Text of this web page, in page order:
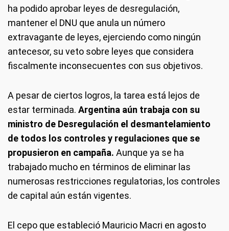
ha podido aprobar leyes de desregulación,
mantener el DNU que anula un número
extravagante de leyes, ejerciendo como ningún
antecesor, su veto sobre leyes que considera
fiscalmente inconsecuentes con sus objetivos.
A pesar de ciertos logros, la tarea está lejos de
estar terminada. Argentina aún trabaja con su
ministro de Desregulación el desmantelamiento
de todos los controles y regulaciones que se
propusieron en campaña. Aunque ya se ha
trabajado mucho en términos de eliminar las
numerosas restricciones regulatorias, los controles
de capital aún están vigentes.
El cepo que estableció Mauricio Macri en agosto